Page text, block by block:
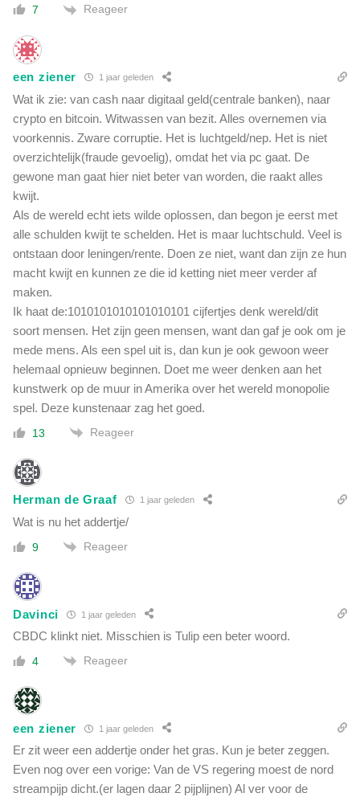
n
t
u
u
r
7 Reageer
een ziener 1 jaar geleden
Wat ik zie: van cash naar digitaal geld(centrale banken), naar
crypto en bitcoin. Witwassen van bezit. Alles overnemen via
voorkennis. Zware corruptie. Het is luchtgeld/nep. Het is niet
overzichtelijk(fraude gevoelig), omdat het via pc gaat. De
gewone man gaat hier niet beter van worden, die raakt alles
kwijt.
Als de wereld echt iets wilde oplossen, dan begon je eerst met
alle schulden kwijt te schelden. Het is maar luchtschuld. Veel is
ontstaan door leningen/rente. Doen ze niet, want dan zijn ze hun
macht kwijt en kunnen ze die id ketting niet meer verder af
maken.
Ik haat de:1010101010101010101 cijfertjes denk wereld/dit
soort mensen. Het zijn geen mensen, want dan gaf je ook om je
mede mens. Als een spel uit is, dan kun je ook gewoon weer
helemaal opnieuw beginnen. Doet me weer denken aan het
kunstwerk op de muur in Amerika over het wereld monopolie
spel. Deze kunstenaar zag het goed.
13 Reageer
Herman de Graaf 1 jaar geleden
Wat is nu het addertje/
9 Reageer
Davinci 1 jaar geleden
CBDC klinkt niet. Misschien is Tulip een beter woord.
4 Reageer
een ziener 1 jaar geleden
Er zit weer een addertje onder het gras. Kun je beter zeggen.
Even nog over een vorige: Van de VS regering moest de nord
streampijp dicht.(er lagen daar 2 pijplijnen) Al ver voor de